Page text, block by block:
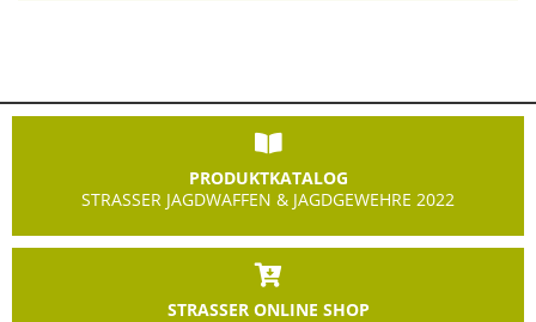
PRODUKTKATALOG
STRASSER JAGDWAFFEN & JAGDGEWEHRE 2022
STRASSER ONLINE SHOP